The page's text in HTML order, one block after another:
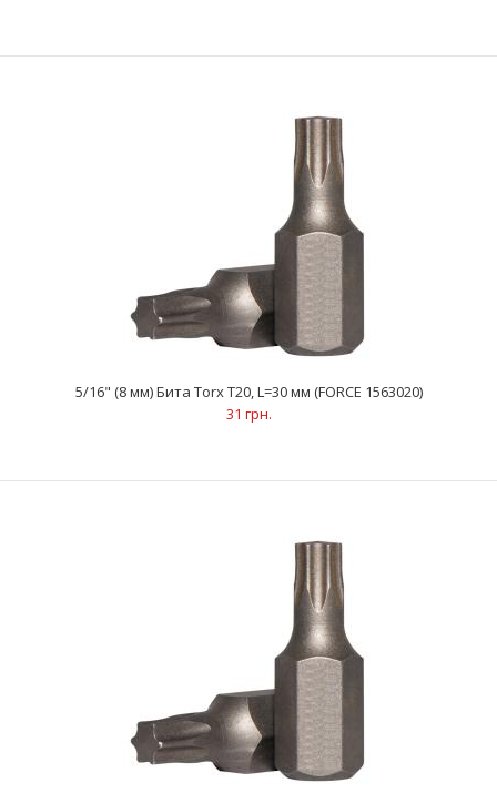
5/16" (8 мм) Бита Torx Т15, L=30 мм (FORCE 1563015)
5/16" (8 мм) Бита Torx Т20, L=30 мм (FORCE 1563020)
5/16" (8 мм) Бита Torx Т20, L=30 мм (FORCE 1563020)
31 грн.